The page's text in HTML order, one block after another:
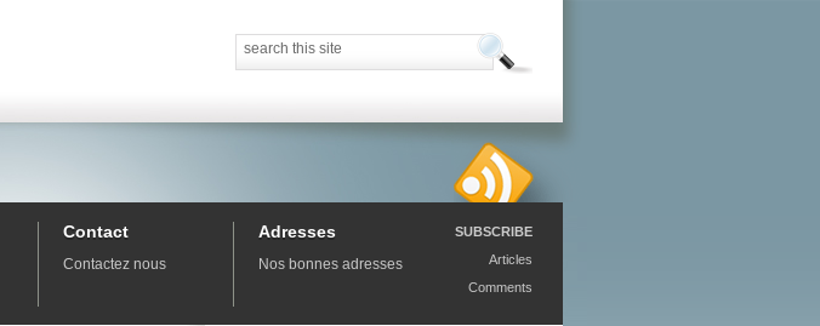
Contact
Contactez nous
Adresses
Nos bonnes adresses
SUBSCRIBE
Articles
Comments